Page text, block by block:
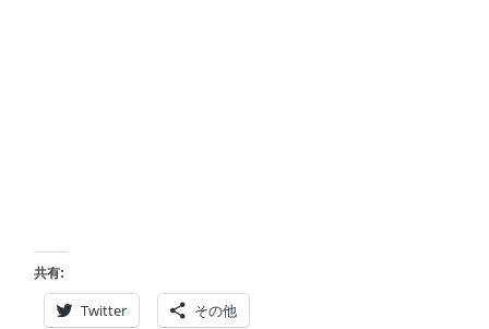
共有:
Twitter その他